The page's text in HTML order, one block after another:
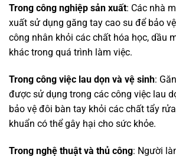
Trong công nghiệp sản xuất: Các nhà
xuất sử dụng găng tay cao su để bảo
công nhân khỏi các chất hóa học, dầu
khác trong quá trình làm việc.
Trong công việc lau dọn và vệ sinh:
được sử dụng trong các công việc lau
bảo vệ đôi bàn tay khỏi các chất tẩy
khuẩn có thể gây hại cho sức khỏe.
Trong nghệ thuật và thủ công: Người